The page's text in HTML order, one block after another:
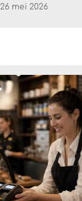
26 mei 2026